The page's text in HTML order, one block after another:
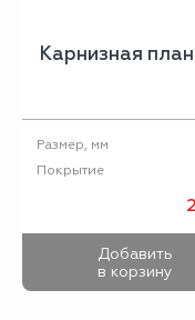
Карнизная
Размер, мм
Покрытие
Добавить
в корзину